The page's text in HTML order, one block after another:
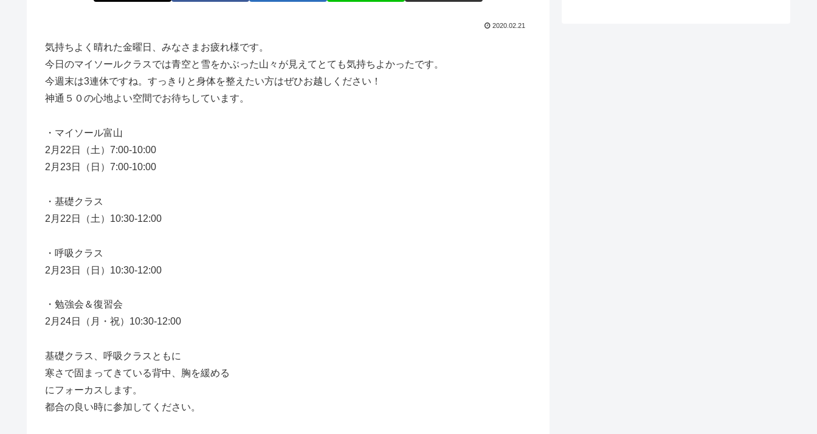
2020.02.21
気持ちよく晴れた金曜日、みなさまお疲れ様です。
今日のマイソールクラスでは青空と雪をかぶった山々が見えてとても気持ちよかったです。
今週末は3連休ですね。すっきりと身体を整えたい方はぜひお越しください！
神通５０の心地よい空間でお待ちしています。
・マイソール富山
2月22日（土）7:00-10:00
2月23日（日）7:00-10:00
・基礎クラス
2月22日（土）10:30-12:00
・呼吸クラス
2月23日（日）10:30-12:00
・勉強会＆復習会
2月24日（月・祝）10:30-12:00
基礎クラス、呼吸クラスともに
寒さで固まってきている背中、胸を緩める
にフォーカスします。
都合の良い時に参加してください。